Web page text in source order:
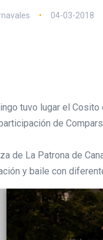
04-03-2018
tuvo lugar el
de
de La Patrona de
y baile con